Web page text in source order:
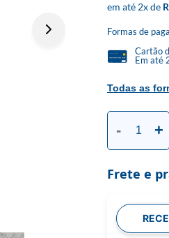
2x
Formas de
Todas as
Cartão
Em até
- +
Frete e